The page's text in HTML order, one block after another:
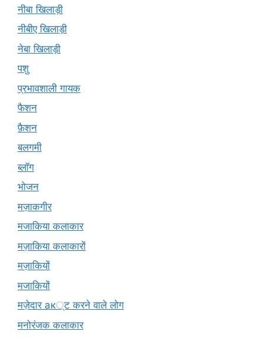
नीबा खिलाड़ी
नीबीए खिलाड़ी
नेबा खिलाड़ी
पशु
प्रभावशाली गायक
फैशन
फ़ैशन
बलगमी
ब्लॉग
भोजन
मज़ाकगीर
मजाकिया कलाकार
मज़ाकिया कलाकारों
मज़ाकियों
मजाकियों
मज़ेदार ак्ट करने वाले लोग
मनोरंजक कलाकार